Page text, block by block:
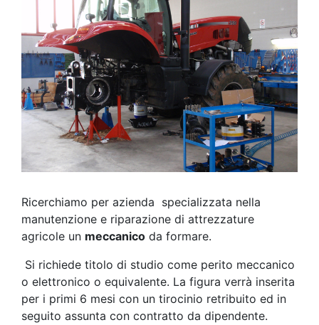
Ricerchiamo per azienda specializzata nella
manutenzione e riparazione di attrezzature
agricole un meccanico da formare.
Si richiede titolo di studio come perito meccanico
o elettronico o equivalente. La figura verrà inserita
per i primi 6 mesi con un tirocinio retribuito ed in
seguito assunta con contratto da dipendente.